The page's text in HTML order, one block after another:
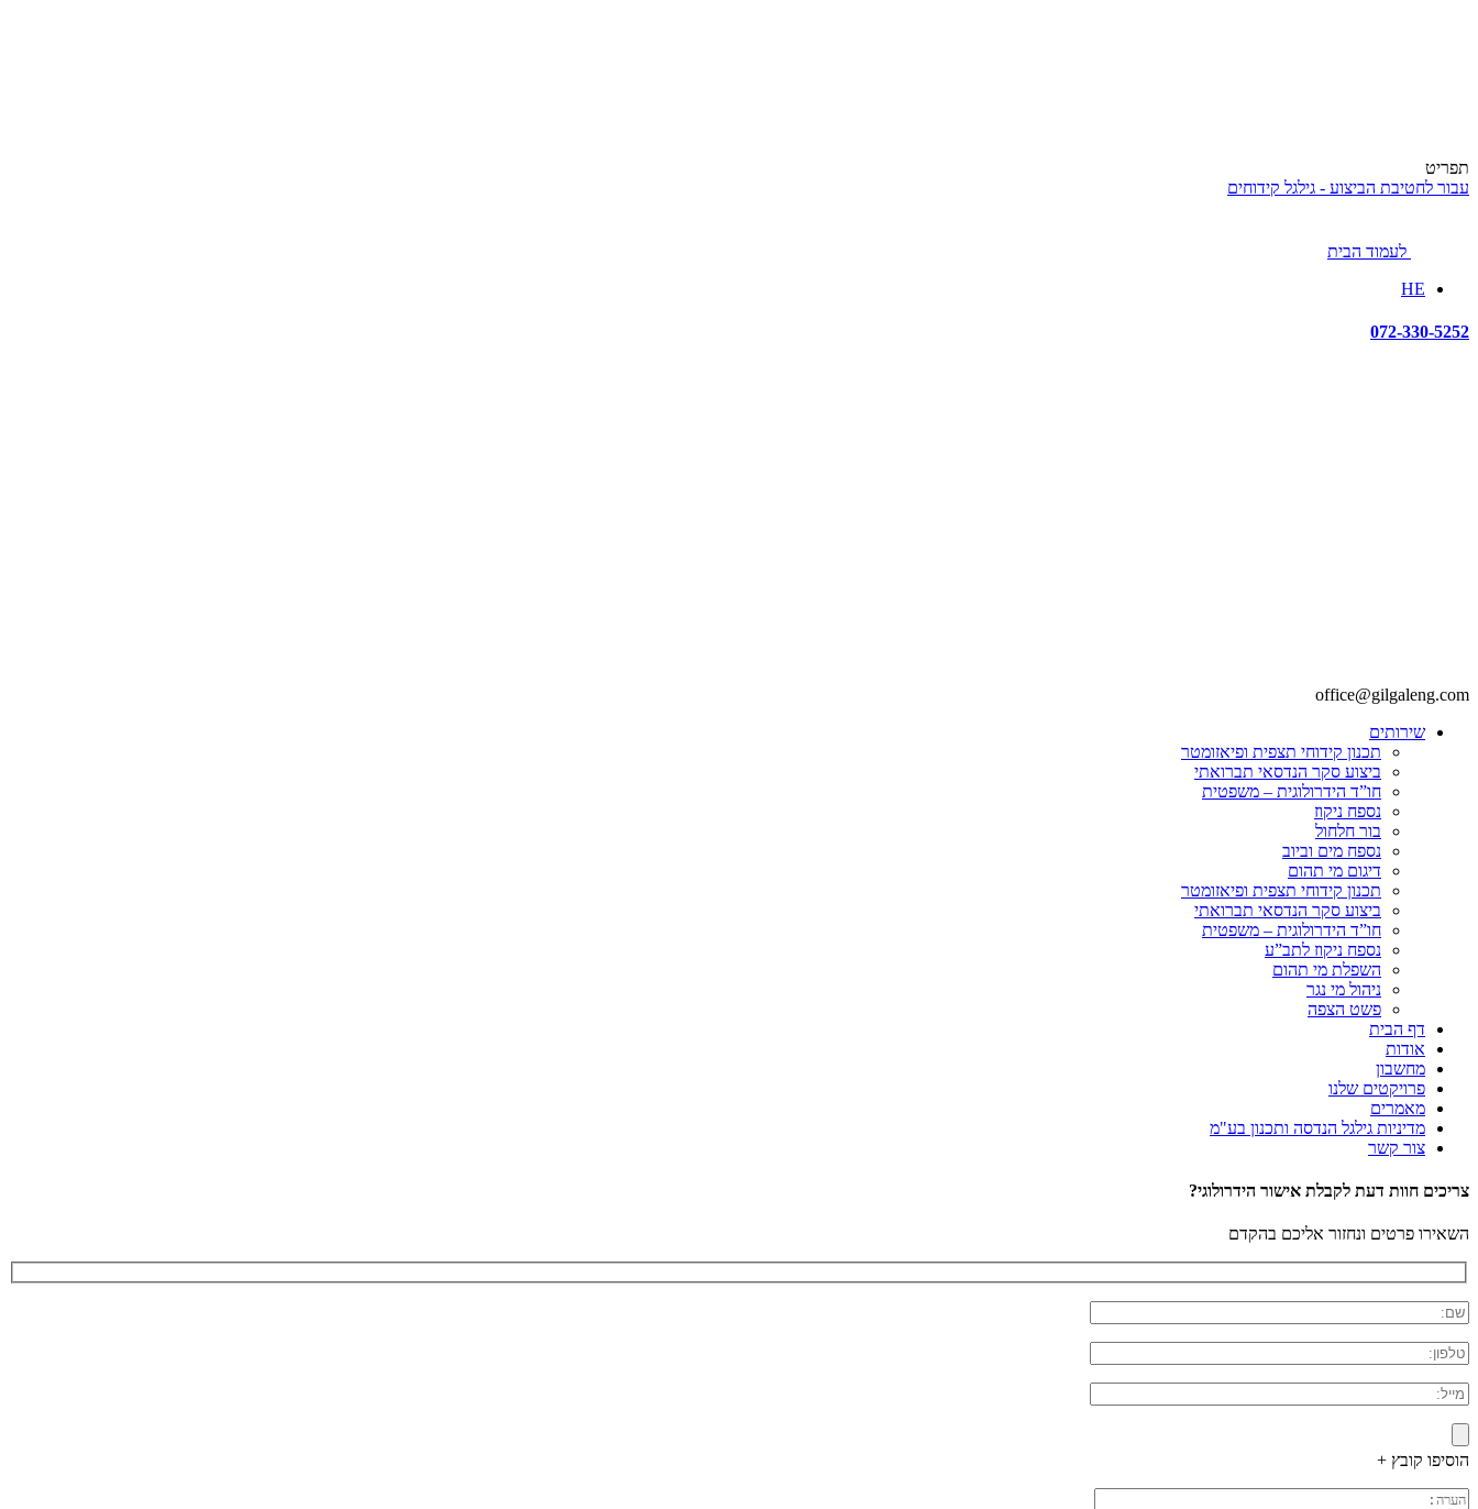
תפריט
עבור לחטיבת הביצוע - גילגל קידוחים
לעמוד הבית
HE
072-330-5252
office@gilgaleng.com
שירותים
תכנון קידוחי תצפית ופיאזומטר
ביצוע סקר הנדסאי תברואתי
חו”ד הידרולוגית – משפטית
נספח ניקוז
בור חלחול
נספח מים וביוב
דיגום מי תהום
תכנון קידוחי תצפית ופיאזומטר
ביצוע סקר הנדסאי תברואתי
חו”ד הידרולוגית – משפטית
נספח ניקוז לתב”ע
השפלת מי תהום
ניהול מי נגר
פשט הצפה
דף הבית
אודות
מחשבון
פרויקטים שלנו
מאמרים
מדיניות גילגל הנדסה ותכנון בע"מ
צור קשר
צריכים חוות דעת לקבלת אישור הידרולוגי?
השאירו פרטים ונחזור אליכם בהקדם
הוסיפו קובץ +